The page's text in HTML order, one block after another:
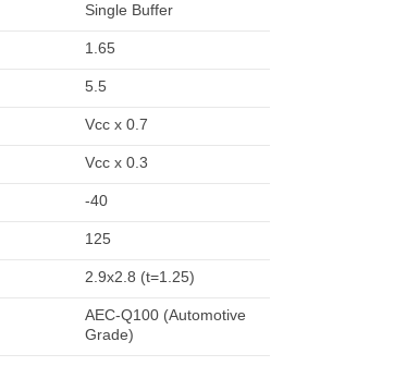
Single Buffer
1.65
5.5
Vcc x 0.7
Vcc x 0.3
-40
125
2.9x2.8 (t=1.25)
AEC-Q100 (Automotive
Grade)